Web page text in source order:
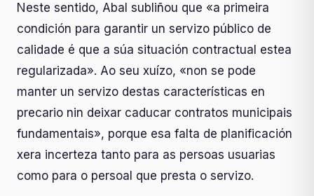
Neste sentido, Abal subliñou que «a primeira
condición para garantir un servizo público de
calidade é que a súa situación contractual estea
regularizada». Ao seu xuízo, «non se pode
manter un servizo destas características en
precario nin deixar caducar contratos municipais
fundamentais», porque esa falta de planificación
xera incerteza tanto para as persoas usuarias
como para o persoal que presta o servizo.